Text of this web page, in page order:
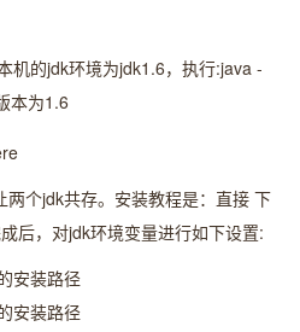
机的jdk环境为jdk1.6，执行:java -
本为1.6
个jdk共存。 安装教程是：直接 下
后，对jdk环境变量进行如下设置:
安装路径
安装路径